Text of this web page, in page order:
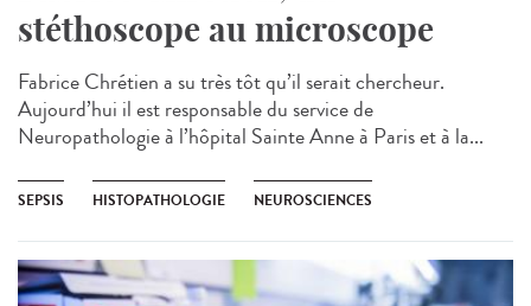
stéthoscope au microscope
Fabrice Chrétien a su très tôt qu’il serait chercheur.
Aujourd’hui il est responsable du service de
Neuropathologie à l’hôpital Sainte Anne à Paris​ et à la...
SEPSIS HISTOPATHOLOGIE NEUROSCIENCES